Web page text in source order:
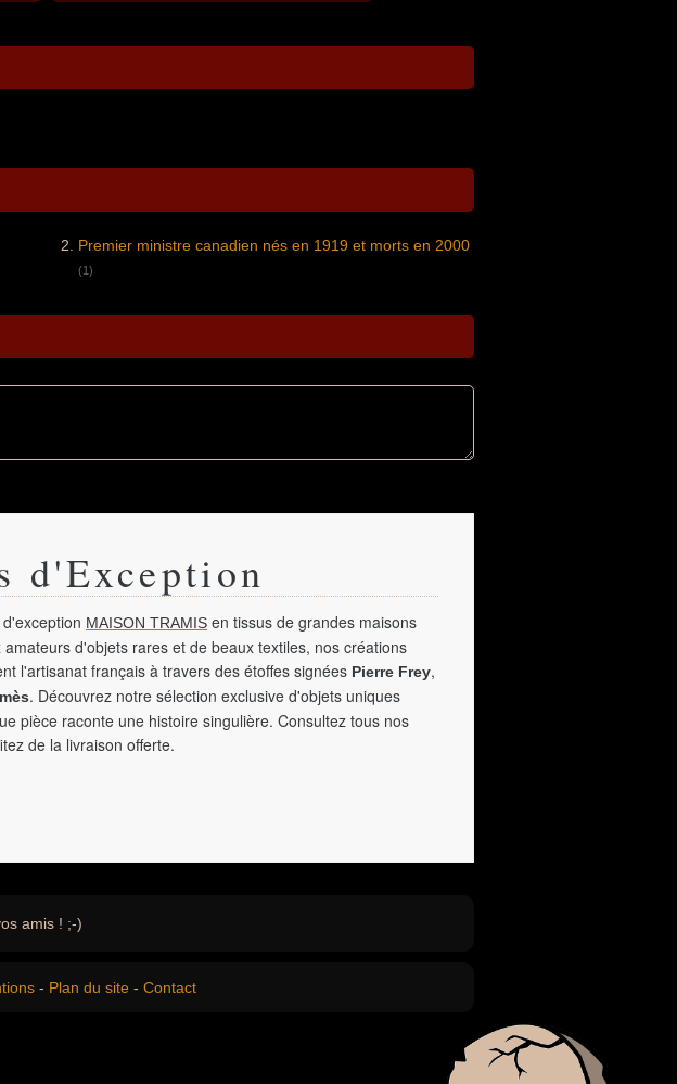
Premier ministre canadien nés en 1919 et morts en 2000
(1)
d'Exception
MAISON TRAMIS en tissus de grandes maisons
d'objets rares et de beaux textiles, nos créations
l'artisanat français à travers des étoffes signées Pierre Frey,
. Découvrez notre sélection exclusive d'objets uniques
pièce raconte une histoire singulière. Consultez tous nos
de la livraison offerte.
amis ! ;-)
- Plan du site - Contact